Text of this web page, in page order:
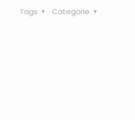
Categorie
Tags